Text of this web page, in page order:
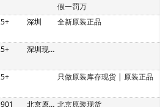
假一罚万
深圳 全新原装正品
深圳现货
只做原装库存现货 | 原装正品
北京原装现货 北京原装现货